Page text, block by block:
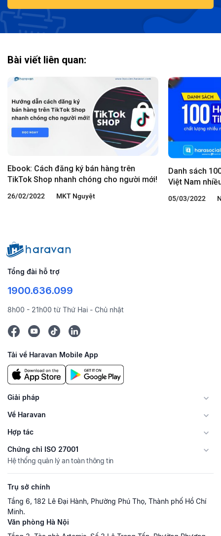
Bài viết liên quan:
Ebook: Cách đăng ký bán hàng trên
TikTok Shop nhanh chóng cho người mới!
26/02/2022 MKT Nguyệt
Danh sách
Việt Nam
05/03/2022
Tổng đài hỗ trợ
1900.636.099
8h00 - 21h00 từ Thứ Hai - Chủ nhật
Tải về Haravan Mobile App
Giải pháp
Về Haravan
Hợp tác
Chứng chỉ ISO 27001
Hệ thống quản lý an toàn thông tin
Trụ sở chính
Tầng 6, 182 Lê Đại Hành, Phường Phú Thọ, Thành phố Hồ Chí
Minh.
Văn phòng Hà Nội